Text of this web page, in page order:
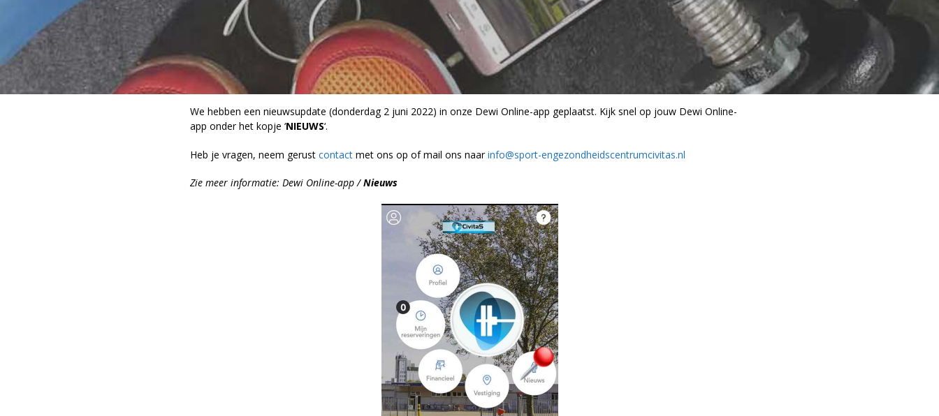
Personal Training
CivitaS Meppel – Gezondheidscentrum
Wellnessfaciliteiten Meppel
Lesrooster Meppel
Personal Training
CivitaS Marknesse – Gezondheidscentrum
Wellnessfaciliteiten Marknesse
We hebben een nieuwsupdate (donderdag 2 juni 2022) in onze Dewi Online-app geplaatst. Kijk snel op jouw Dewi Online-
app onder het kopje ‘NIEUWS‘.
Heb je vragen, neem gerust contact met ons op of mail ons naarinfo@sport-engezondheidscentrumcivitas.nl
Zie meer informatie: Dewi Online-app /Nieuws